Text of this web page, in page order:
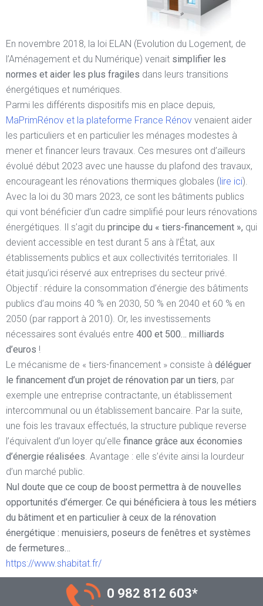
En novembre 2018, la loi ELAN (Evolution du Logement, de
l’Aménagement et du Numérique) venait simplifier les
normes et aider les plus fragiles dans leurs transitions
énergétiques et numériques.
Parmi les différents dispositifs mis en place depuis,
MaPrimRénov et la plateforme France Rénov venaient aider
les particuliers et en particulier les ménages modestes à
mener et financer leurs travaux. Ces mesures ont d’ailleurs
évolué début 2023 avec une hausse du plafond des travaux,
encourageant les rénovations thermiques globales (lire ici).
Avec la loi du 30 mars 2023, ce sont les bâtiments publics
qui vont bénéficier d’un cadre simplifié pour leurs rénovations
énergétiques. Il s’agit du principe du « tiers-financement », qui
devient accessible en test durant 5 ans à l’État, aux
établissements publics et aux collectivités territoriales. Il
était jusqu’ici réservé aux entreprises du secteur privé.
Objectif : réduire la consommation d’énergie des bâtiments
publics d’au moins 40 % en 2030, 50 % en 2040 et 60 % en
2050 (par rapport à 2010). Or, les investissements
nécessaires sont évalués entre 400 et 500… milliards
d’euros !
Le mécanisme de « tiers-financement » consiste à déléguer
le financement d’un projet de rénovation par un tiers, par
exemple une entreprise contractante, un établissement
intercommunal ou un établissement bancaire. Par la suite,
une fois les travaux effectués, la structure publique reverse
l’équivalent d’un loyer qu’elle finance grâce aux économies
d’énergie réalisées. Avantage : elle s’évite ainsi la lourdeur
d’un marché public.
Nul doute que ce coup de boost permettra à de nouvelles
opportunités d’émerger. Ce qui bénéficiera à tous les métiers
du bâtiment et en particulier à ceux de la rénovation
énergétique : menuisiers, poseurs de fenêtres et systèmes
de fermetures…
https://www.shabitat.fr/
0 982 812 603*